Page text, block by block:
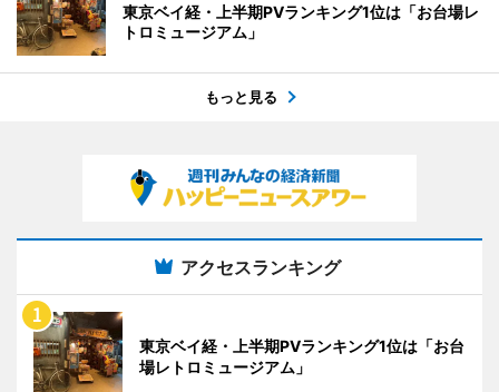
東京ベイ経・上半期PVランキング1位は「お台場レ
トロミュージアム」
もっと見る
アクセスランキング
東京ベイ経・上半期PVランキング1位は「お台
場レトロミュージアム」